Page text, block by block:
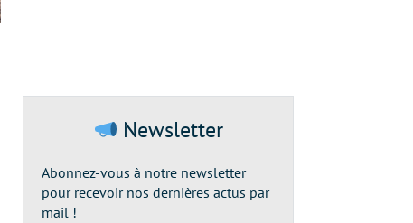
Newsletter
Abonnez-vous à notre newsletter
pour recevoir nos dernières actus par
mail !